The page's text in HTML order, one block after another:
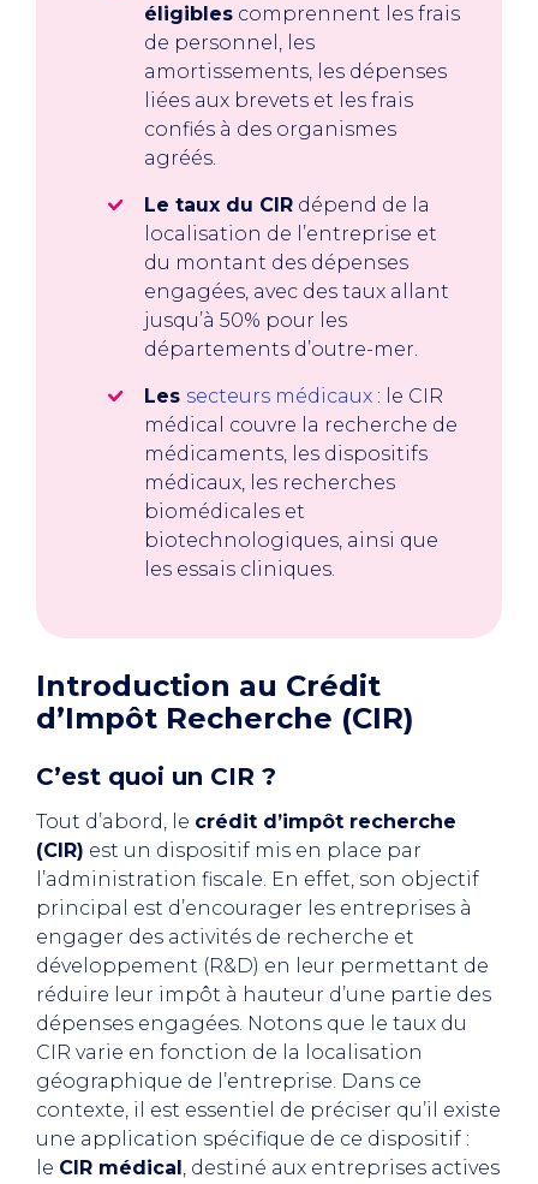
éligibles comprennent les frais
de personnel, les
amortissements, les dépenses
liées aux brevets et les frais
confiés à des organismes
agréés.
Le taux du CIR dépend de la
localisation de l’entreprise et
du montant des dépenses
engagées, avec des taux allant
jusqu’à 50% pour les
départements d’outre-mer.
Les secteurs médicaux : le CIR
médical couvre la recherche de
médicaments, les dispositifs
médicaux, les recherches
biomédicales et
biotechnologiques, ainsi que
les essais cliniques.
Introduction au Crédit
d’Impôt Recherche (CIR)
C’est quoi un CIR ?
Tout d’abord, le crédit d’impôt recherche
(CIR) est un dispositif mis en place par
l’administration fiscale. En effet, son objectif
principal est d’encourager les entreprises à
engager des activités de recherche et
développement (R&D) en leur permettant de
réduire leur impôt à hauteur d’une partie des
dépenses engagées. Notons que le taux du
CIR varie en fonction de la localisation
géographique de l’entreprise. Dans ce
contexte, il est essentiel de préciser qu’il existe
une application spécifique de ce dispositif :
le CIR médical, destiné aux entreprises actives